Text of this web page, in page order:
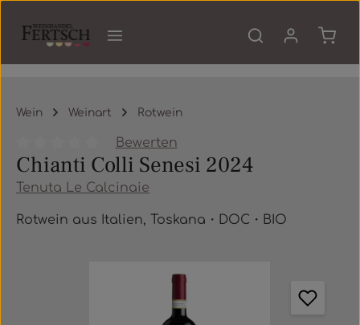
Wein Weinart Rotwein
Durchschnittliche Bewertung von 0 von 5 Sternen
Bewerten
Chianti Colli Senesi 2024
Tenuta Le Calcinaie
Rotwein aus Italien, Toskana・DOC・BIO
Bildergalerie überspringen